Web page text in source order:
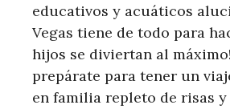
educativos y acuáticos
Vegas tiene de todo para
hijos se diviertan al
prepárate para tener un
en familia repleto de risas